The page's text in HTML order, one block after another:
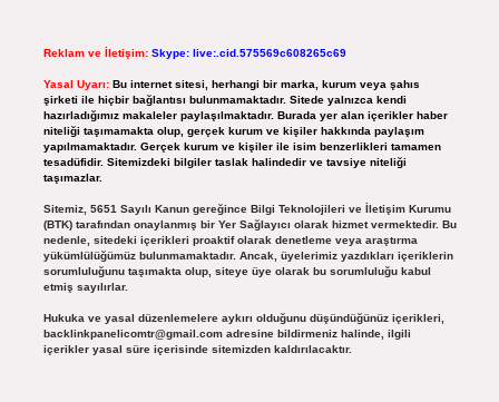
Reklam ve İletişim: Skype: live:.cid.575569c608265c69
Yasal Uyarı: Bu internet sitesi, herhangi bir marka, kurum veya şahıs
şirketi ile hiçbir bağlantısı bulunmamaktadır. Sitede yalnızca kendi
hazırladığımız makaleler paylaşılmaktadır. Burada yer alan içerikler haber
niteliği taşımamakta olup, gerçek kurum ve kişiler hakkında paylaşım
yapılmamaktadır. Gerçek kurum ve kişiler ile isim benzerlikleri tamamen
tesadüfidir. Sitemizdeki bilgiler taslak halindedir ve tavsiye niteliği
taşımazlar.
Sitemiz, 5651 Sayılı Kanun gereğince Bilgi Teknolojileri ve İletişim Kurumu
(BTK) tarafından onaylanmış bir Yer Sağlayıcı olarak hizmet vermektedir. Bu
nedenle, sitedeki içerikleri proaktif olarak denetleme veya araştırma
yükümlülüğümüz bulunmamaktadır. Ancak, üyelerimiz yazdıkları içeriklerin
sorumluluğunu taşımakta olup, siteye üye olarak bu sorumluluğu kabul
etmiş sayılırlar.
Hukuka ve yasal düzenlemelere aykırı olduğunu düşündüğünüz içerikleri,
backlinkpanelicomtr@gmail.comadresine bildirmeniz halinde, ilgili
içerikler yasal süre içerisinde sitemizden kaldırılacaktır.